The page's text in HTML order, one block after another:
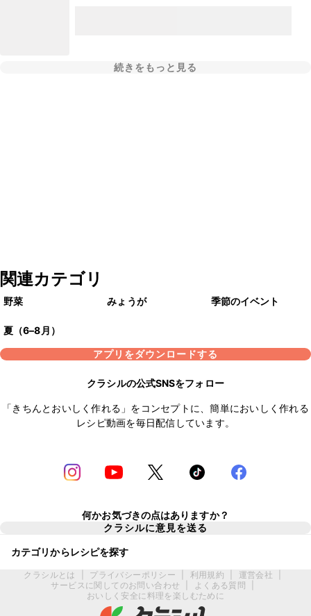
続きをもっと見る
関連カテゴリ
野菜 みょうが 季節のイベント
夏（6–8月）
アプリをダウンロードする
クラシルの公式SNSをフォロー
「きちんとおいしく作れる」をコンセプトに、簡単においしく作れる
レシピ動画を毎日配信しています。
何かお気づきの点はありますか？
クラシルに意見を送る
カテゴリからレシピを探す
クラシルとは プライバシーポリシー 利用規約 運営会社
サービスに関してのお問い合わせ
よくある質問
おいしく安全に料理を楽しむために